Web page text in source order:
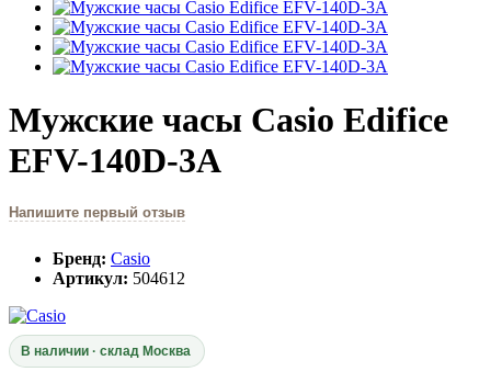
Мужские часы Casio Edifice
EFV-140D-3A
Напишите первый отзыв
Бренд: Casio
Артикул: 504612
В наличии · склад Москва